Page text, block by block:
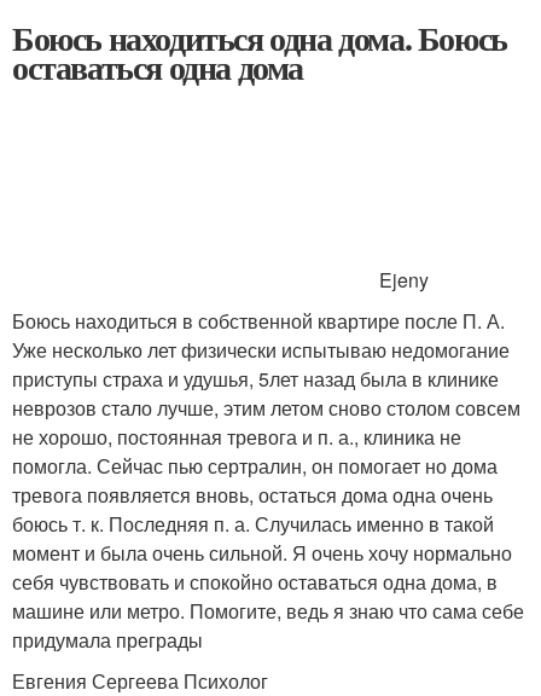
Боюсь находиться одна дома. Боюсь
оставаться одна дома
Ejeny
Боюсь находиться в собственной квартире после П. А.
Уже несколько лет физически испытываю недомогание
приступы страха и удушья, 5лет назад была в клинике
неврозов стало лучше, этим летом сново столом совсем
не хорошо, постоянная тревога и п. а., клиника не
помогла. Сейчас пью сертралин, он помогает но дома
тревога появляется вновь, остаться дома одна очень
боюсь т. к. Последняя п. а. Случилась именно в такой
момент и была очень сильной. Я очень хочу нормально
себя чувствовать и спокойно оставаться одна дома, в
машине или метро. Помогите, ведь я знаю что сама себе
придумала преграды
Евгения Сергеева Психолог